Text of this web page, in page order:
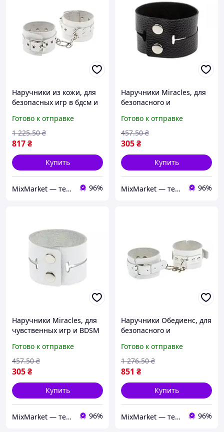
Наручники из кожи, для
безопасных игр в бдсм и
Готово к отправке
817₴
1 225.50 ₴
Купить
MixMarket — территория низких цен!💝🎁 96%
Наручники Miracles, для
безопасного и
эксперимента
Готово к отправке
305₴
457.50 ₴
Купить
MixMarket — территория низких цен!💝🎁 96%
Наручники Miracles, для
чувственных игр и BDSM
Готово к отправке
305₴
457.50 ₴
Купить
MixMarket — территория низких цен!💝🎁 96%
Наручники Обедиенс, для
безопасного и
эксперимента
Готово к отправке
851 ₴
1 276.50 ₴
Купить
MixMarket — территория низких цен!💝🎁 96%